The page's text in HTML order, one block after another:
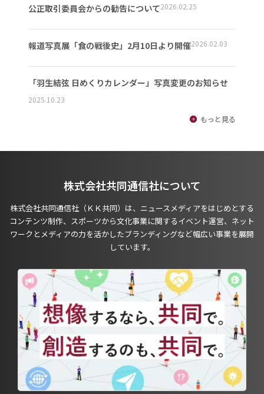
公正取引委員会からの勧告について2026.02.25
報道写真展「食の戦後史」2月10日より開催2026.02.03
「羽生結弦 日めくりカレンダー」写真変更のお知らせ
2025.10.23
もっと見る
株式会社共同通信社について
株式会社共同通信社（ＫＫ共同）は、ニュースメディアをはじめとする
コンテンツ制作、スポーツから文化事業に関するイベント運営、ネット
ワークとメディアの力を活かしたブランディングなど幅広い事業を展開
しています。